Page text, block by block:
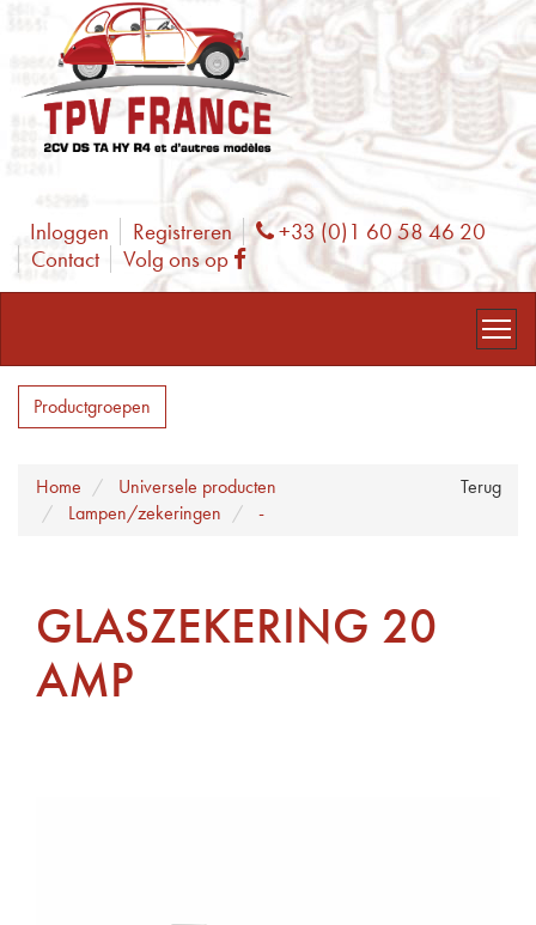
Inloggen Registreren Phone
+33 (0)1 60 58 46 20
Contact
Volg ons op Facebook
Productgroepen
Terug
Home
Universele producten
Lampen/zekeringen
-
GLASZEKERING 20
AMP